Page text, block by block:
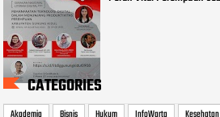
CATEGORIES